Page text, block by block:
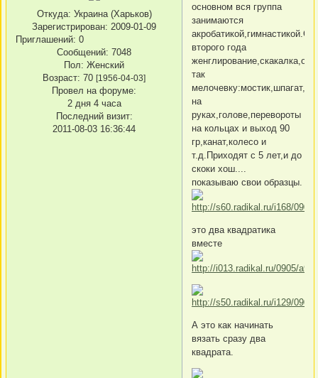
Откуда: Украина (Харьков)
Зарегистрирован: 2009-01-09
Приглашений: 0
Сообщений: 7048
Пол: Женский
Возраст: 70 [1956-04-03]
Провел на форуме:
2 дня 4 часа
Последний визит:
2011-08-03 16:36:44
основном вся группа
занимаются
акробатикой,гимнастикой.Со
второго года
так
на
руках,голове,перевороты
на кольцах и выход 90
гр,канат,колесо и
т.д.Приходят с 5 лет,и до
скоки хош....
показываю свои образцы.
это два квадратика
вместе
А это как начинать
вязать сразу два
квадрата.